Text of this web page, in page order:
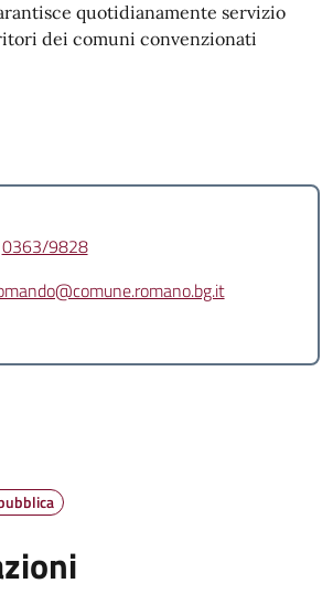
quotidianamente servizio
dei comuni convenzionati
0363/9828